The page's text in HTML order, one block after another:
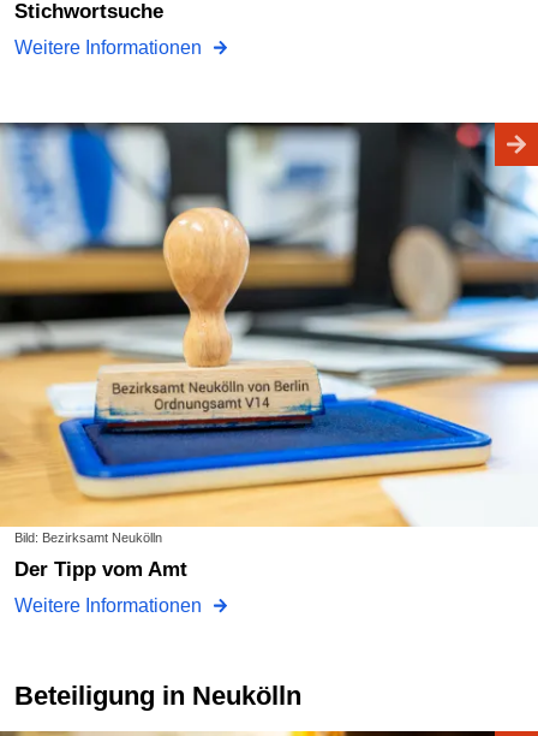
Stichwortsuche
Weitere Informationen
Bild: Bezirksamt Neukölln
Der Tipp vom Amt
Weitere Informationen
Beteiligung in Neukölln